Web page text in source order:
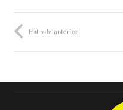
Entrada anterior